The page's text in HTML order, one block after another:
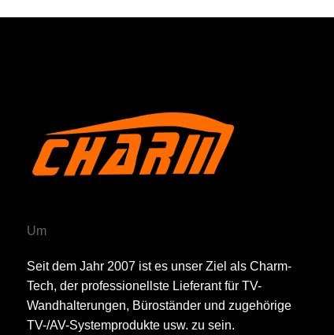
Um
Seit dem Jahr 2007 ist es unser Ziel als Charm-
Tech, der professionellste Lieferant für TV-
Wandhalterungen, Büroständer und zugehörige
TV-/AV-Systemprodukte usw. zu sein.